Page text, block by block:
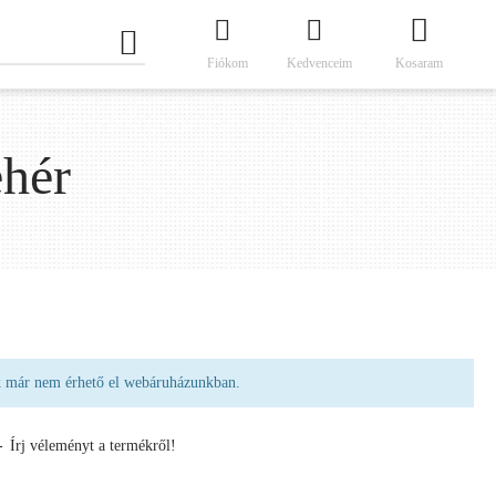
Fiókom Kedvenceim Kosaram
nem érhető el webáruházunkban.
Írj véleményt a termékről!